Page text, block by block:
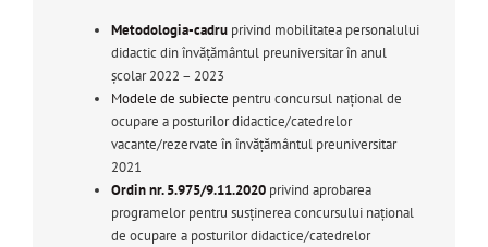
Metodologia-cadru privind mobilitatea personalului
didactic din învățământul preuniversitar în anul
școlar 2022 – 2023
Modele de subiecte pentru concursul naţional de
ocupare a posturilor didactice/catedrelor
vacante/rezervate în învăţământul preuniversitar
2021
Ordin nr. 5.975/9.11.2020privind aprobarea
programelor pentru susţinerea concursului naţional
de ocupare a posturilor didactice/catedrelor